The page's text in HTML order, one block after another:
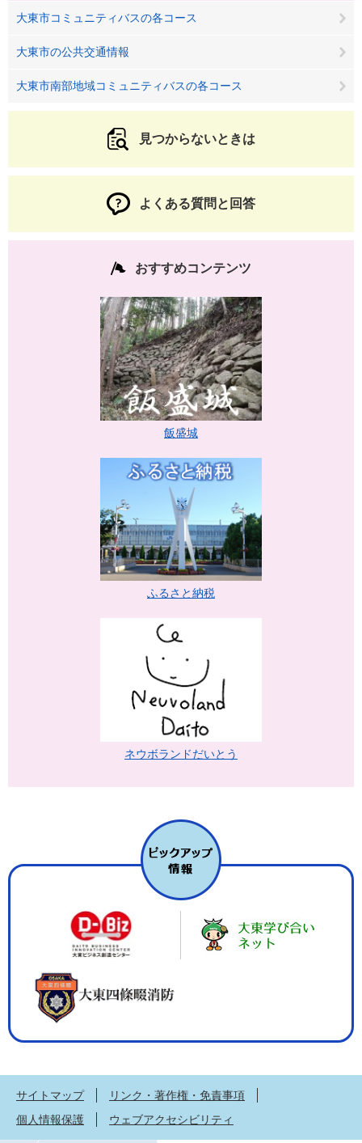
大東市コミュニティバスの各コース
大東市の公共交通情報
大東市南部地域コミュニティバスの各コース
見つからないときは
よくある質問と回答
おすすめコンテンツ
飯盛城
ふるさと納税
ネウボランドだいとう
サイトマップ
リンク・著作権・免責事項
個人情報保護
ウェブアクセシビリティ